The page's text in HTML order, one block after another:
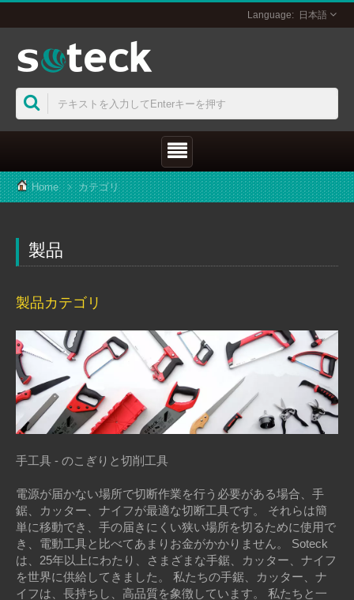
日本語
Home カテゴリ
製品
製品カテゴリ
手工具 - のこぎりと切削工具
電源が届かない場所で切断作業を行う必要がある場合、手
鋸、カッター、ナイフが最適な切断工具です。 それらは簡
単に移動でき、手の届きにくい狭い場所を切るために使用で
き、電動工具と比べてあまりお金がかかりません。 Soteck
は、25年以上にわたり、さまざまな手鋸、カッター、ナイフ
を世界に供給してきました。 私たちの手鋸、カッター、ナ
イフは、長持ちし、高品質を象徴しています。 私たちと一